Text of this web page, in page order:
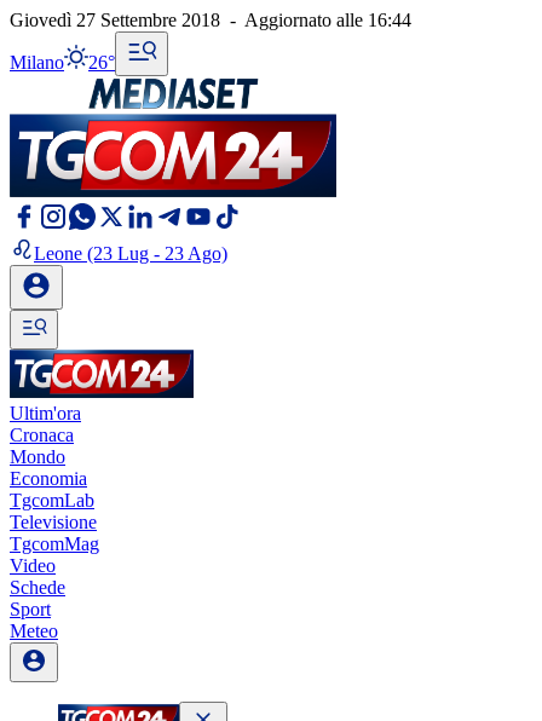
Giovedì 27 Settembre 2018 - Aggiornato alle 16:44
Milano 26°
Leone (23 Lug - 23 Ago)
Ultim'ora
Cronaca
Mondo
Economia
TgcomLab
Televisione
TgcomMag
Video
Schede
Sport
Meteo